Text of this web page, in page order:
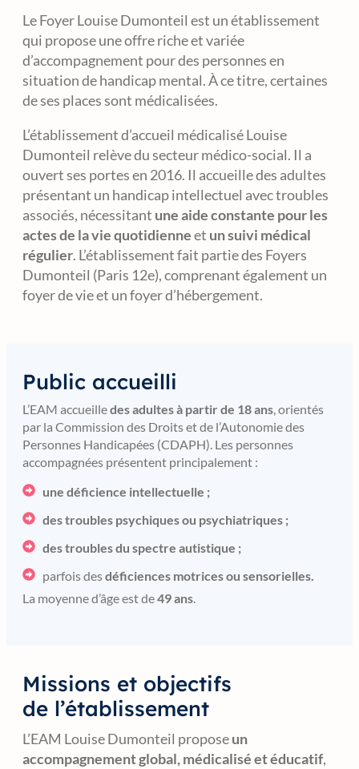
Le Foyer Louise Dumonteil est un établissement
qui propose une offre riche et variée
d’accompagnement pour des personnes en
situation de handicap mental. À ce titre, certaines
de ses places sont médicalisées.
L’établissement d’accueil médicalisé Louise
Dumonteil relève du secteur médico-social. Il a
ouvert ses portes en 2016. Il accueille des adultes
présentant un handicap intellectuel avec troubles
associés, nécessitant une aide constante pour les
actes de la vie quotidienneet un suivi médical
régulier. L’établissement fait partie des Foyers
Dumonteil (Paris 12e), comprenant également un
foyer de vie et un foyer d’hébergement.
Public accueilli
L’EAM accueilledes adultes à partir de 18 ans, orientés
par la Commission des Droits et de l’Autonomie des
Personnes Handicapées (CDAPH). Les personnes
accompagnées présentent principalement :
une déficience intellectuelle ;
des troubles psychiques ou psychiatriques ;
des troubles du spectre autistique ;
parfois desdéficiences motrices ou sensorielles.
La moyenne d’âge est de49 ans.
Missions et objectifs
de l’établissement
L’EAM Louise Dumonteil proposeun
accompagnement global, médicalisé et éducatif,